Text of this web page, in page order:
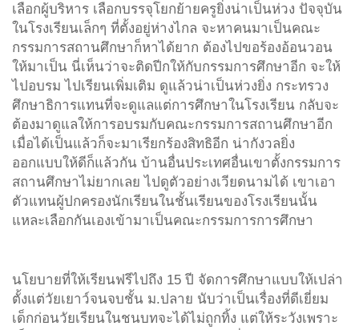
เลือกผู้บริหาร เลือกบรรจุโยกย้ายครูยิ่งน่าเป็นห่วง ปัจจุบัน
ในโรงเรียนเล็กๆ ที่ตั้งอยู่ห่างไกล จะหาคนมาเป็นคณะ
กรรมการสถานศึกษาก็หาได้ยาก ต้องไปขอร้องอ้อนวอน
ให้มาเป็น นี่เห็นว่าจะติดปีกให้กับกรรมการศึกษาอีก จะให้
ไปอบรม ไปเรียนเพิ่มเติม ดูแล้วน่าเป็นห่วงยิ่ง กระทรวง
ศึกษาธิการแทนที่จะดูแลแต่การศึกษาในโรงเรียน กลับจะ
ต้องมาดูแลให้การอบรมกับคณะกรรมการสถานศึกษาอีก
เมื่อได้เป็นแล้วก็จะมาเรียกร้องสิทธิอีก น่ากังวลยิ่ง
ออกแบบให้ดีก็แล้วกัน บ้านอื่นประเทศอื่นเขาตั้งกรรมการ
สถานศึกษาไม่ยากเลย ไปดูตัวอย่างเวียดนามได้ เขาเอา
ตัวแทนผู้ปกครองนักเรียนในชั้นเรียนของโรงเรียนนั้น
แหละเลือกกันเองเข้ามาเป็นคณะกรรมการการศึกษา
นโยบายที่ให้เรียนฟรีไปถึง 15 ปี จัดการศึกษาแบบให้เปล่า
ตั้งแต่วัยเยาว์จนจบชั้น ม.ปลาย นับว่าเป็นเรื่องที่ดีเยี่ยม
เด็กก่อนวัยเรียนในชนบทจะได้ไม่ถูกทิ้ง แต่ให้ระวังเพราะ